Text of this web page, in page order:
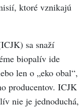
ktoré vznikajú
sa snaží
biopalív ide
len o „eko obal“,
producentov. ICJK
nie je jednoduchá,